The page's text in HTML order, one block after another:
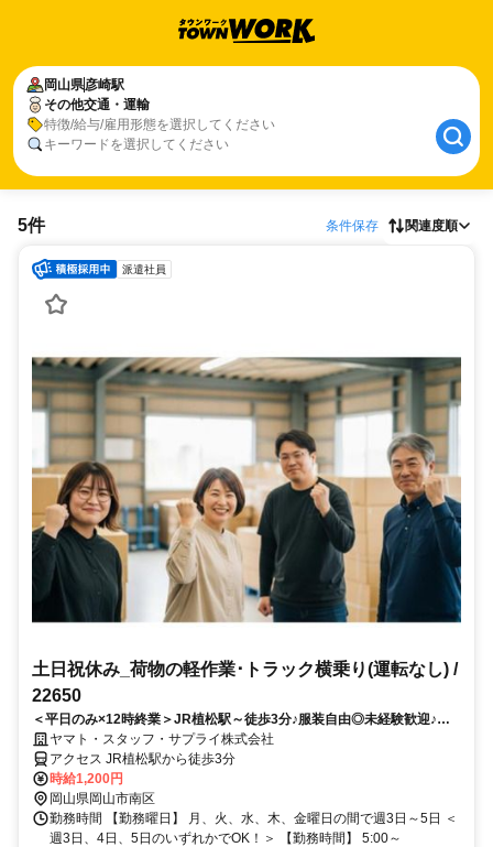
岡山県彦崎駅
その他交通・運輸
特徴/給与/雇用形態を選択してください
キーワードを選択してください
5件 条件保存 関連度順
派遣社員
土日祝休み_荷物の軽作業･トラック横乗り(運転なし) /
22650
＜平日のみ×12時終業＞JR植松駅～徒歩3分♪服装自由◎未経験歓迎♪W
ワーク･扶養内勤務OK！免許不要･運転なし！午後は家事や自分時間に◎
ヤマト・スタッフ・サプライ株式会社
アクセス JR植松駅から徒歩3分
時給1,200円
岡山県岡山市南区
勤務時間 【勤務曜日】 月、火、水、木、金曜日の間で週3日～5日 ＜
週3日、4日、5日のいずれかでOK！＞ 【勤務時間】 5:00～